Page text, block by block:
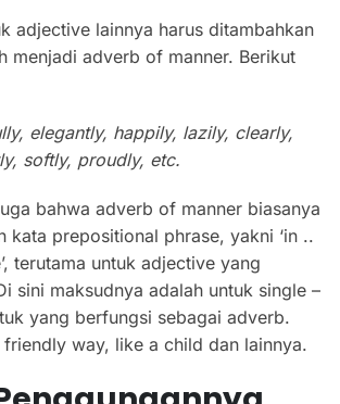
adjective lainnya harus ditambahkan
menjadi adverb of manner. Berikut
elegantly, happily, lazily, clearly,
, softly, proudly, etc.
bahwa adverb of manner biasanya
kata prepositional phrase, yakni ‘in ..
terutama untuk adjective yang
sini maksudnya adalah untuk single –
yang berfungsi sebagai adverb.
way, like a child dan lainnya.